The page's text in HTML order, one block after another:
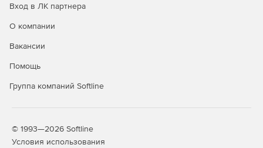
Развитые функции защиты информации от
невозможность получения данных в обход системы.
Вход в ЛК партнера
О компании
Вакансии
Помощь
Группа компаний Softline
© 1993—2026 Softline
Условия использования